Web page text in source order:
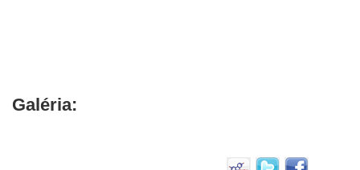
Galéria: